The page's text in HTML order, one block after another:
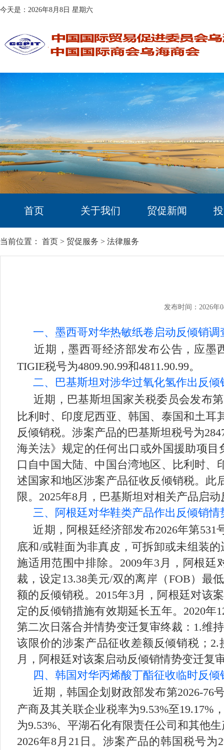
今天是：2026年8月8日 星期六
首页 关于我们 贸促新闻
当前位置： 首页 > 贸促服务 > 法律服务
发布时间：2026年
一、墨西哥对华热敏纸卷启动反倾销调
近期，墨西哥经济部发布公告，应墨
TIGIE税号为4809.90.99和4811.90.99。
二、巴基斯坦对涉华过氧化氢作出反
近期，巴基斯坦国家关税委员会发布
比利时、印度尼西亚、韩国、泰国和土
反倾销税。涉案产品的巴基斯坦税号为
海关法》规定的任何出口或外国援助项
口自中国大陆、中国台湾地区、比利时
述国家和地区涉案产品征收反倾销税。此
限。2025年8月，巴基斯坦对相关产品启
三、阿根廷对华鞋类产品作出反倾销
近期，阿根廷经济部发布2026年第
底和/或鞋面为非真皮，可拆卸或未组装
施适用范围中排除。2009年3月，阿根
裁，设定13.38美元/双的离岸（FOB）最
额的反倾销税。2015年3月，阿根廷对该
定的反倾销措施有效期延长五年。2020
第二次日落合并情势变迁复审终裁：1.维
该限价的涉案产品征收差额反倾销税；2.
月，阿根廷对该案启动反倾销情势变迁复
四、韩国对华丙烯酸丁酯征收临时反倾
近期，韩国企划财政部发布第2026-76
产商及其关联企业税率为9.53%至
为9.53%、平湖石化有限责任公司和其他
2026年8月21日。涉案产品的韩国税号为